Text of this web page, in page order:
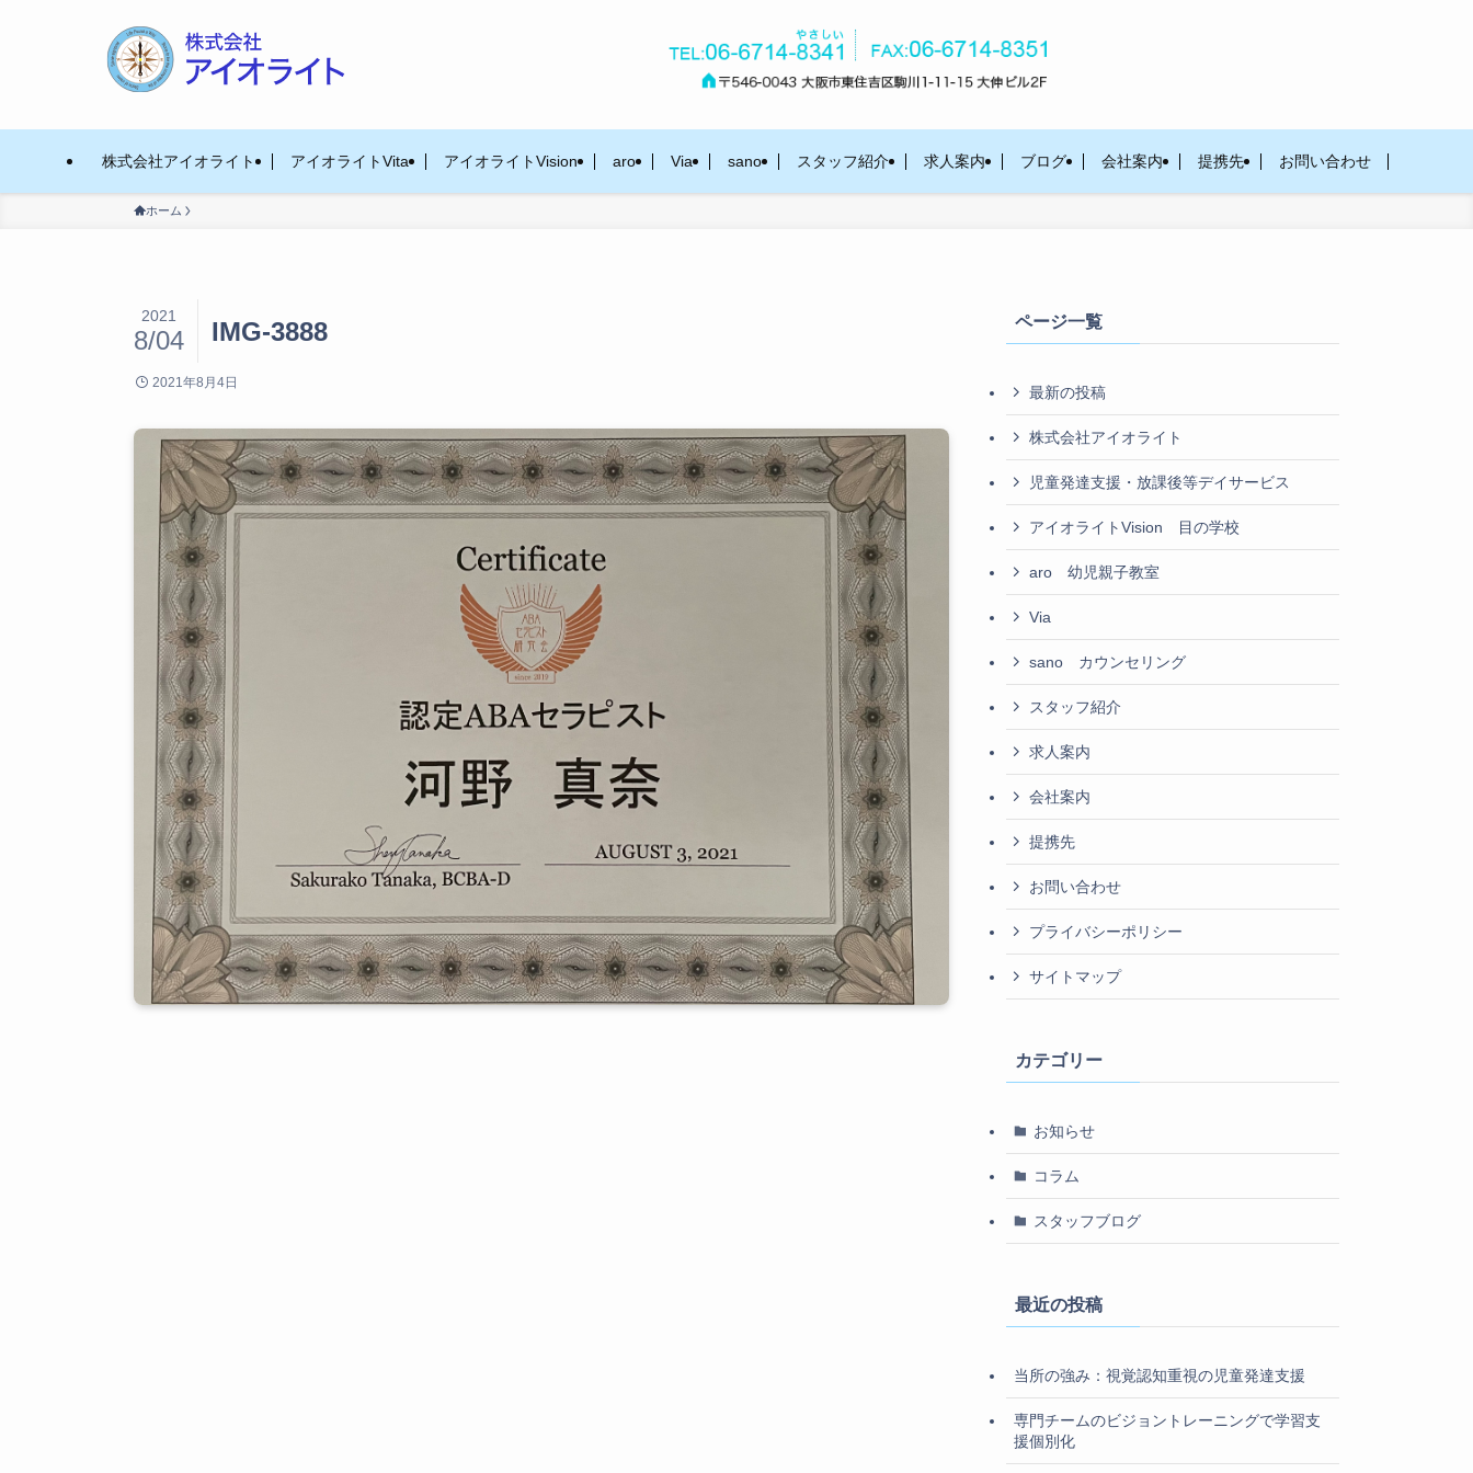
株式会社アイオライト アイオライトVita アイオライトVision aro Via sano スタッフ紹介 求人案内 ブログ 会社案内 提携先 お問い合わせ
ホーム
IMG-3888
2021
8/04
2021年8月4日
ページ一覧
最新の投稿
株式会社アイオライト
児童発達支援・放課後等デイサービス
アイオライトVision 目の学校
aro 幼児親子教室
Via
sano カウンセリング
スタッフ紹介
求人案内
会社案内
提携先
お問い合わせ
プライバシーポリシー
サイトマップ
カテゴリー
お知らせ
コラム
スタッフブログ
最近の投稿
当所の強み：視覚認知重視の児童発達支援
専門チームのビジョントレーニングで学習支
援個別化